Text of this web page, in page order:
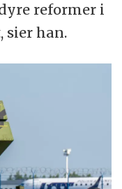
reformer i
sier han.